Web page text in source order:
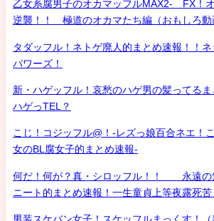
乙女系腐男子のオカマッフルMAX2- FX！
逆襲！！ 極道のオカマたち編（おもしろ動
タダッフル！ネトゲ廃人的まとめ速報！！
パワーズ！
新・ハゲッフル！哀愁のハゲ男の髪ってるま
ハゲっTEL？
こじ！コジッフル@！-レズっ娘百合ネエ！
女のBL腐女子的まとめ速報-
何だ！何が？真・シロッフル！！ 永遠
ニート的まとめ速報！一生童貞上等夜露死苦
男装スケバン女子！スケッフルまっくす！